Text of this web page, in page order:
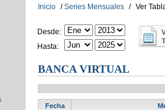
Inicio / Series Mensuales / Ver
Desde:
Hasta:
BANCA VIRTUAL
Fecha